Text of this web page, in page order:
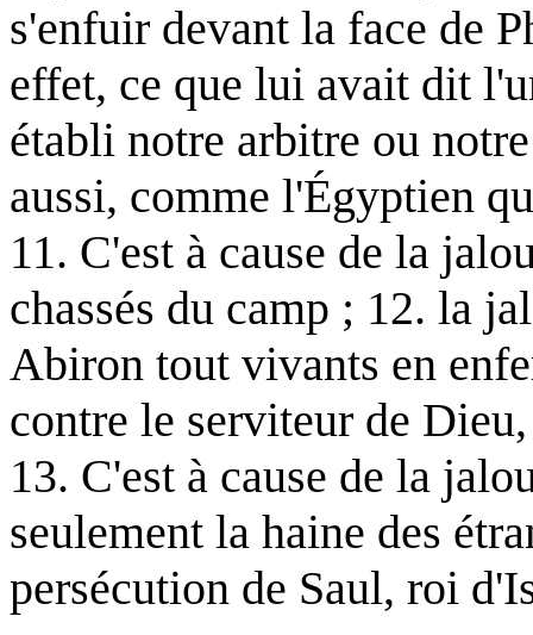
s'enfuir devant la face de
effet, ce que lui avait dit
établi notre arbitre ou
aussi, comme l'Égyptien
11. C'est à cause de la
chassés du camp ; 12. la
Abiron tout vivants en
contre le serviteur de
13. C'est à cause de la
seulement la haine des
persécution de Saul, roi